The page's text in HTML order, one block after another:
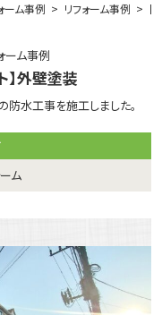
ーム事例 リフォーム事例
ーム事例
】外壁塗装
水工事を施工しました。
ム